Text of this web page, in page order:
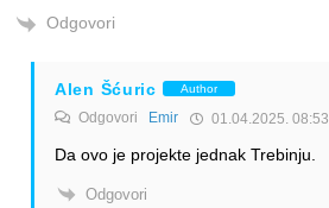
Odgovori
Alen Šćuric Author
Odgovori Emir 01.04.2025. 08:53
Da ovo je projekte jednak Trebinju.
Odgovori